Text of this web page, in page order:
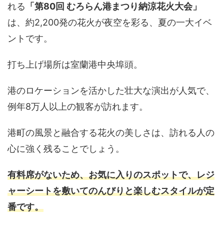
れる 「第80回 むろらん港まつり納涼花火大会」
は、約2,200発の花火が夜空を彩る、夏の一大イベ
ントです。
打ち上げ場所は室蘭港中央埠頭。
港のロケーションを活かした壮大な演出が人気で、
例年8万人以上の観客が訪れます。
港町の風景と融合する花火の美しさは、訪れる人の
心に強く残ることでしょう。
有料席がないため、お気に入りのスポットで、レジ
ャーシートを敷いてのんびりと楽しむスタイルが定
番です。